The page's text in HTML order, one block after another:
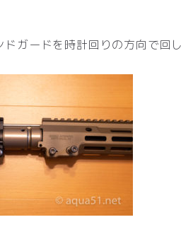
ガードを時計回りの方向で回